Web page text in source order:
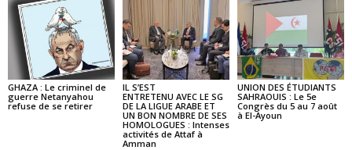
GHAZA : Le criminel de
guerre Netanyahou
refuse de se retirer
IL S’EST
ENTRETENU AVEC LE SG
DE LA LIGUE ARABE ET
UN BON NOMBRE DE SES
HOMOLOGUES : Intenses
activités de Attaf à
Amman
UNION DES ÉTUDIANTS
SAHRAOUIS : Le 5e
Congrès du 5 au 7 août
à El-Ayoun